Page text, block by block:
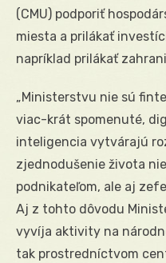
(CMU) podporiť
miesta a prilákať
napríklad prilákať
„Ministerstvu nie sú
viac-krát spomenuté,
inteligencia vytvárajú
zjednodušenie života
podnikateľom, ale aj
Aj z tohto dôvodu
vyvíja aktivity na
tak prostredníctvom